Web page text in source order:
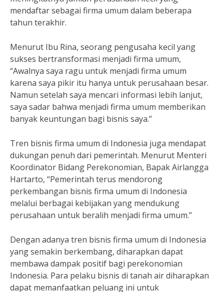
mendaftar sebagai firma umum dalam beberapa
tahun terakhir.
Menurut Ibu Rina, seorang pengusaha kecil yang
sukses bertransformasi menjadi firma umum,
“Awalnya saya ragu untuk menjadi firma umum
karena saya pikir itu hanya untuk perusahaan besar.
Namun setelah saya mencari informasi lebih lanjut,
saya sadar bahwa menjadi firma umum memberikan
banyak keuntungan bagi bisnis saya.”
Tren bisnis firma umum di Indonesia juga mendapat
dukungan penuh dari pemerintah. Menurut Menteri
Koordinator Bidang Perekonomian, Bapak Airlangga
Hartarto, “Pemerintah terus mendorong
perkembangan bisnis firma umum di Indonesia
melalui berbagai kebijakan yang mendukung
perusahaan untuk beralih menjadi firma umum.”
Dengan adanya tren bisnis firma umum di Indonesia
yang semakin berkembang, diharapkan dapat
membawa dampak positif bagi perekonomian
Indonesia. Para pelaku bisnis di tanah air diharapkan
dapat memanfaatkan peluang ini untuk